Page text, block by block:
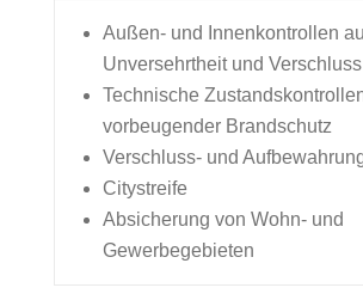
Außen- und Innenkontrollen
Unversehrtheit und Verschluss
Technische
vorbeugender Brandschutz
Verschluss- und
Citystreife
Absicherung von Wohn- und
Gewerbegebieten